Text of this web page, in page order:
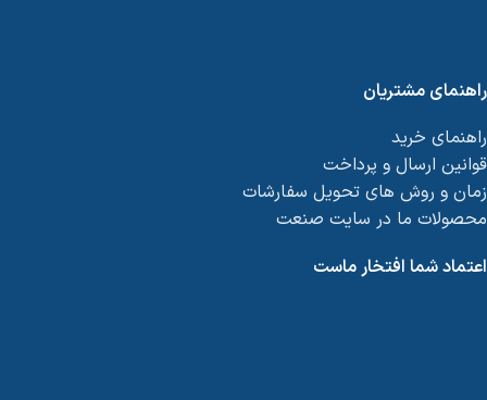
راهنمای مشتریان
راهنمای خرید
قوانین ارسال و پرداخت
زمان و روش های تحویل سفارشات
محصولات ما در سایت صنعت
اعتماد شما افتخار ماست